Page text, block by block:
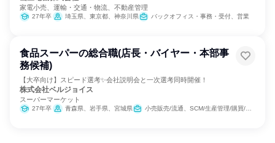
家電小売、運輸・交通・物流、不動産管理
27年卒 埼玉県、東京都、神奈川県 バックオフィス・事務・受付、営業
食品スーパーの総合職(店長・バイヤー・本部事
務候補)
【大卒向け】スピード選考✨会社説明会と一次選考同時開催！
株式会社ベルジョイス
スーパーマーケット
27年卒 青森県、岩手県、宮城県 小売販売/流通、SCM/生産管理/購買/物流、経営/事業企画